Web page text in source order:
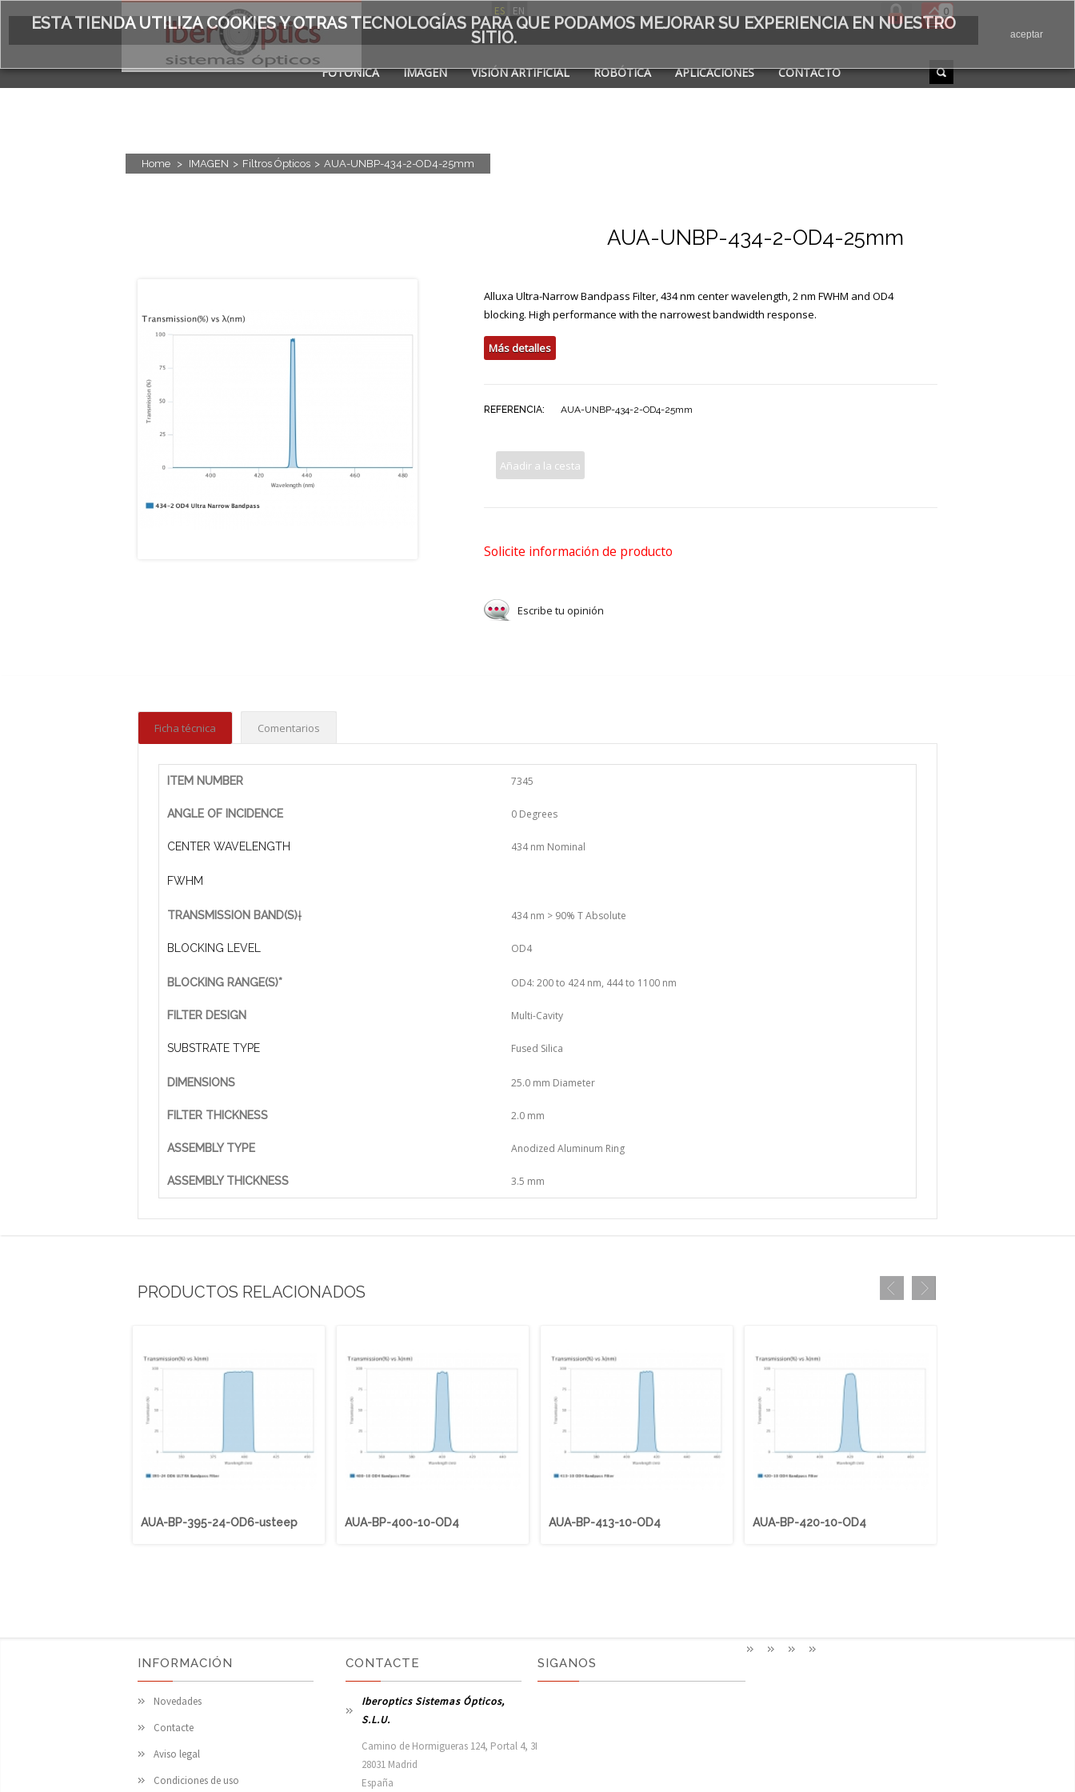
ES EN 0
FOTÓNICA IMAGEN VISIÓN ARTIFICIAL ROBÓTICA APLICACIONES
CONTACTO
ACERCA DE
Home > IMAGEN > Filtros Ópticos > AUA-UNBP-434-2-OD4-25mm
AUA-UNBP-434-2-OD4-25mm
Alluxa Ultra-Narrow Bandpass Filter, 434 nm center wavelength, 2 nm FWHM and OD4
blocking. High performance with the narrowest bandwidth response.
Más detalles
REFERENCIA: AUA-UNBP-434-2-OD4-25mm
Añadir a la cesta
Solicite información de producto
Escribe tu opinión
Ficha técnica Comentarios
ITEM NUMBER 7345
ANGLE OF INCIDENCE 0 Degrees
CENTER WAVELENGTH 434 nm Nominal
FWHM
TRANSMISSION BAND(S)† 434 nm > 90% T Absolute
BLOCKING LEVEL OD4
BLOCKING RANGE(S)* OD4: 200 to 424 nm, 444 to 1100 nm
FILTER DESIGN Multi-Cavity
SUBSTRATE TYPE Fused Silica
DIMENSIONS 25.0 mm Diameter
FILTER THICKNESS 2.0 mm
ASSEMBLY TYPE Anodized Aluminum Ring
ASSEMBLY THICKNESS 3.5 mm
PRODUCTOS RELACIONADOS
AUA-BP-395-24-OD6-usteep AUA-BP-400-10-OD4 AUA-BP-413-10-OD4 AUA-BP-420-10-OD4
INFORMACIÓN
Novedades
Contacte
Aviso legal
Condiciones de uso
CONTACTE
Iberoptics Sistemas Ópticos,
S.L.U.
Camino de Hormigueras 124, Portal 4, 3I
28031 Madrid
España
ESTA TIENDA UTILIZA COOKIES Y OTRAS TECNOLOGÍAS PARA QUE PODAMOS MEJORAR SU EXPERIENCIA EN NUESTRO
SITIO. aceptar
SIGANOS